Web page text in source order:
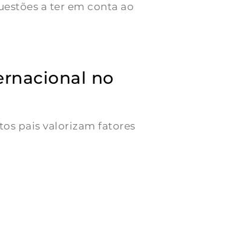
a ter em conta ao
no
pais valorizam fatores